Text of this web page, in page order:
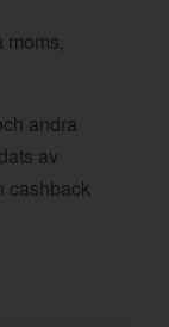
moms,
andra
av
cashback